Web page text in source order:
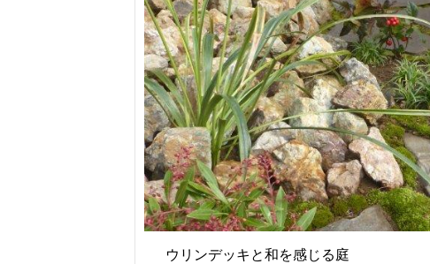
ウリンデッキと和を感じる庭